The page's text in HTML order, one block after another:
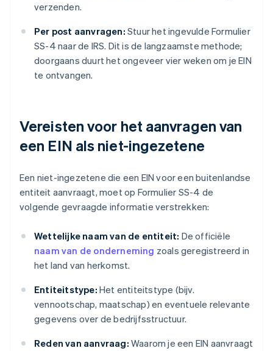
verzenden.
Per post aanvragen: Stuur het ingevulde Formulier
SS-4 naar de IRS. Dit is de langzaamste methode;
doorgaans duurt het ongeveer vier weken om je EIN
te ontvangen.
Vereisten voor het aanvragen van
een EIN als niet-ingezetene
Een niet-ingezetene die een EIN voor een buitenlandse
entiteit aanvraagt, moet op Formulier SS-4 de
volgende gevraagde informatie verstrekken:
Wettelijke naam van de entiteit: De officiële
naam van de onderneming zoals geregistreerd in
het land van herkomst.
Entiteitstype: Het entiteitstype (bijv.
vennootschap, maatschap) en eventuele relevante
gegevens over de bedrijfsstructuur.
Reden van aanvraag: Waarom je een EIN aanvraagt